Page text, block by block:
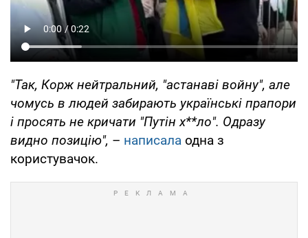
"Так, Корж нейтральний, "астанаві войну", але
чомусь в людей забирають українські прапори
і просять не кричати "Путін х**ло". Одразу
видно позицію", – написала одна з
користувачок.